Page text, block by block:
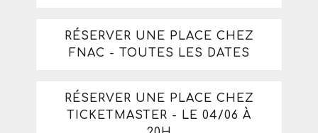
RÉSERVER UNE PLACE CHEZ
FNAC - TOUTES LES DATES
RÉSERVER UNE PLACE CHEZ
TICKETMASTER - LE 04/06 À